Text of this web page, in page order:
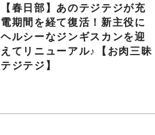
【春日部】あのテジテジが充
電期間を経て復活！新主役に
ヘルシーなジンギスカンを迎
えてリニューアル♪【お肉三昧
テジテジ】